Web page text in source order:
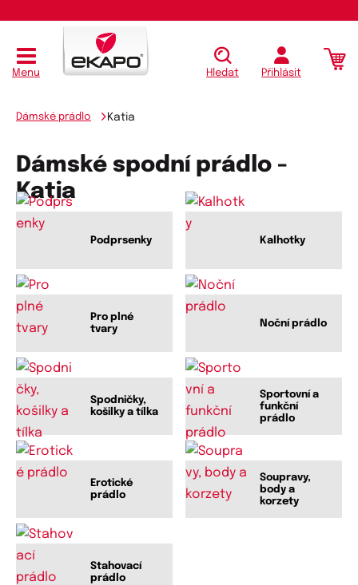
Menu Hledat Přihlásit
Dámské prádlo Katia
Dámské spodní prádlo -
Katia
Podprsenky Kalhotky
Pro plné
tvary
Noční prádlo
Spodničky,
košilky a tílka
Sportovní a
funkční
prádlo
Erotické
prádlo
Soupravy,
body a
korzety
Stahovací
prádlo